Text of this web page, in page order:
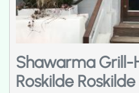
Shawarma Grill-
Roskilde Roskilde